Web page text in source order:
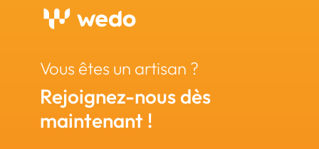
Vous êtes un artisan ?
Rejoignez-nous dès
maintenant !